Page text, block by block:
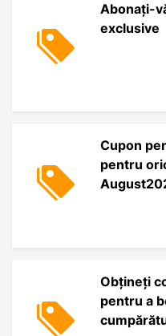
Abonați-
exclusive
Cupon
pentru
Obțineți
pentru a